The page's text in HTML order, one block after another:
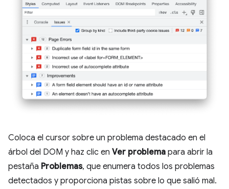
Coloca el cursor sobre un problema destacado en el
árbol del DOM y haz clic en Ver problema para abrir la
pestaña Problemas, que enumera todos los problemas
detectados y proporciona pistas sobre lo que salió mal.